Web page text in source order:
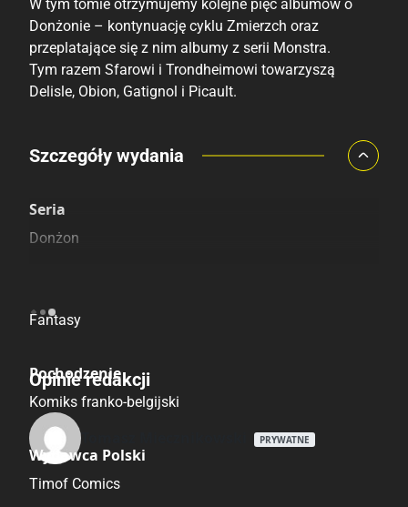
W tym tomie otrzymujemy kolejne pięć albumów o
Donżonie – kontynuację cyklu Zmierzch oraz
przeplatające się z nim albumy z serii Monstra.
Tym razem Sfarowi i Trondheimowi towarzyszą
Delisle, Obion, Gatignol i Picault.
Porównaj ceny
Szczegóły wydania
Seria
Donżon
Fantasy
Pochodzenie
Komiks franko-belgijski
Wydawca Polski
Timof Comics
Opinie redakcji
PRYWATNE